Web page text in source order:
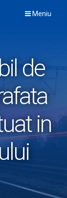
Meniu
de
in